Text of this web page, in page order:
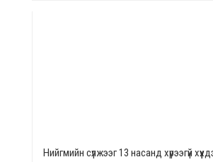
Нийгмийн сүлжээг 13 насанд хүрээгүй